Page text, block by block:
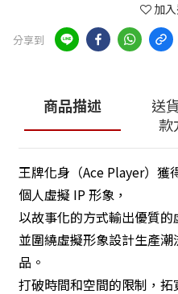
加
分享到
商品描述
送
款
王牌化身（Ace Player）獲
個人虛擬 IP 形象，
以故事化的方式輸出優質的
並圍繞虛擬形象設計生產
品。
打破時間和空間的限制，拓